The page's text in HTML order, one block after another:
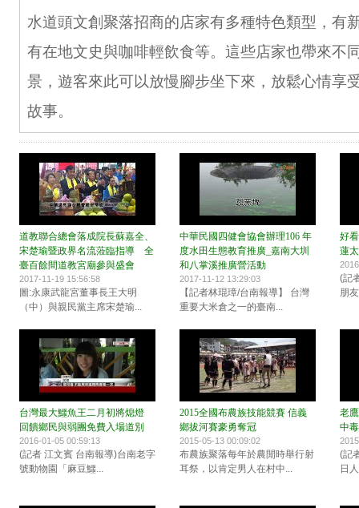
水道頭文創聚落招商的店家有多種特色類型，有
有在地文史與咖啡輕飲食等。這些店家也帶來不
景，遊客來此可以放慢腳步坐下來，放鬆心情享
故事。
道教聯合總會落成院長蘇嘉全、
宋楚瑜暨政界名流蒞臨指導 全
臺百餘間道教宮廟參與盛會
2017-11-19 15:56:58
圖:永康武龍宮董事長王大明
（中）與親民黨主席宋楚瑜...
中華民國四健會協會辦理106 年
度水田生態教育推廣_嘉南大圳
和八掌溪推廣營活動
2017-11-12 13:29:03
【記者林琨璋/台南報導】 台灣
重要大米倉之一的臺南...
好
蓮
(記
朋
台灣最大鱷魚王二月初將熄燈
回饋鄉民與弱團免費入場道別
2016-01-05 00:59:13
(記者 江文賓 台南報導)台南老字
號動物園「麻豆鱷...
2015全國布農族技能競賽 信義
鄉拔河賽豪勇奪冠
2015-05-13 00:09:02
布農族聚落每年於農閒時舉行射
耳祭，以肯定男人在村中...
老
中
(記
日